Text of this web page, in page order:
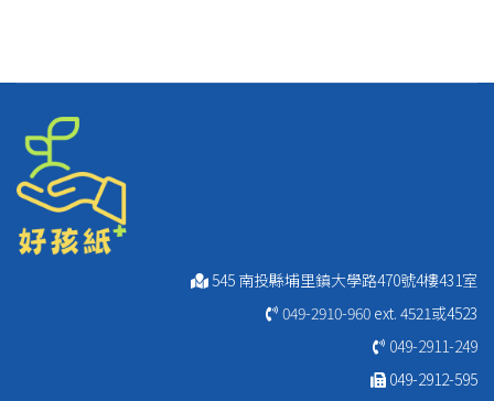
545 南投縣埔里鎮大學路470號4樓431室
049-2910-960 ext. 4521或4523
049-2911-249
049-2912-595